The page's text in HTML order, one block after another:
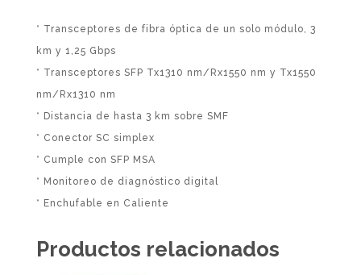
* Transceptores de fibra óptica de un solo módulo, 3
km y 1,25 Gbps
* Transceptores SFP Tx1310 nm/Rx1550 nm y Tx1550
nm/Rx1310 nm
* Distancia de hasta 3 km sobre SMF
* Conector SC simplex
* Cumple con SFP MSA
* Monitoreo de diagnóstico digital
* Enchufable en Caliente
Productos relacionados